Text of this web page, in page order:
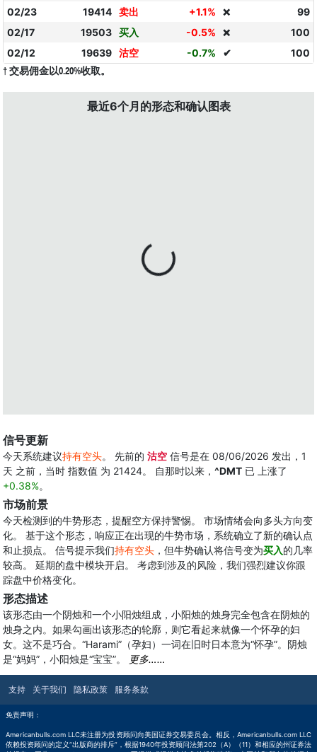
02/23
19414 卖出 +1.1% ❌
99
02/17
19503 买入 -0.5% ❌
100
02/12
19639 沽空 -0.7% ✔ 100
† 交易佣金以0.20%收取。
最近6个月的形态和确认图表
信号更新
今天系统建议持有空头。 先前的 沽空 信号是在 08/06/2026 发出，1
天 之前，当时 指数值 为 21424。 自那时以来， ^DMT 已 上涨了
+0.38%。
市场前景
今天检测到的牛势形态，提醒空方保持警惕。 市场情绪会向多头方向变
化。 基于这个形态，响应正在出现的牛势市场，系统确立了新的确认点
和止损点。 信号提示我们持有空头 ，但牛势确认将信号变为买入的几率
较高。 延期的盘中模块开启。 考虑到涉及的风险，我们强烈建议你跟
踪盘中价格变化。
形态描述
该形态由一个阴烛和一个小阳烛组成，小阳烛的烛身完全包含在阴烛的
烛身之内。如果勾画出该形态的轮廓，则它看起来就像一个怀孕的妇
女。这不是巧合。“Harami”（孕妇）一词在旧时日本意为“怀孕”。阴烛
是“妈妈”，小阳烛是“宝宝”。
更多……
支持 关于我们 隐私政策 服务条款
免责声明：
Americanbulls.com LLC未注册为投资顾问向美国证券交易委员会。相反，Americanbulls.com LLC
依赖投资顾问的定义“出版商的排斥”，根据1940年投资顾问法第202（A）（11）和相应的州证券法